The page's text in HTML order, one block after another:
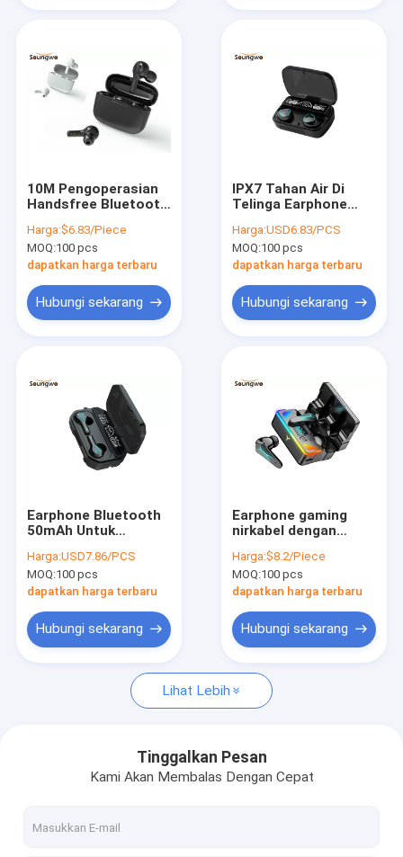
Produk
Tentang kami
Tur Pabrik
Permintaan Penawaran
Perangkat IoT Bluetooth
Headphone Bluetooth
speaker bluetooth
Lampu Bluetooth
10M Pengoperasian
Handsfree Bluetooth
Pengisian Kebisingan
Membatalkan Earbud
Olahraga
Harga:$6.83/Piece
MOQ:100 pcs
dapatkan harga terbaru
Hubungi sekarang
IPX7 Tahan Air Di
Telinga Earphone
Operasi Pemasangan
Otomatis
Harga:USD6.83/PCS
MOQ:100 pcs
dapatkan harga terbaru
Hubungi sekarang
Earphone Bluetooth
50mAh Untuk
2.5oz
Harga:USD7.86/PCS
MOQ:100 pcs
dapatkan harga terbaru
Hubungi sekarang
Earphone gaming
nirkabel dengan
mikrofon HiFi Stereo
earbud untuk iPhone
Android
Harga:$8.2/Piece
MOQ:100 pcs
dapatkan harga terbaru
Hubungi sekarang
Lihat Lebih
Tinggalkan Pesan
Kami Akan Membalas Dengan Cepat